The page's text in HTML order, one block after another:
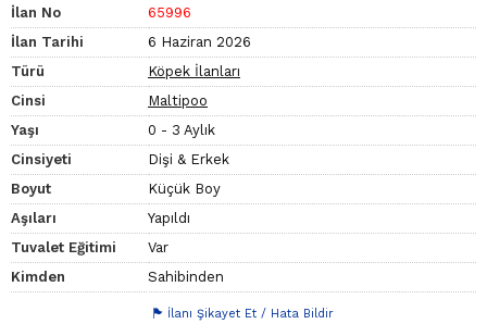
İlan No
65996
İlan Tarihi
6 Haziran 2026
Türü
Köpek İlanları
Cinsi
Maltipoo
Yaşı
0 - 3 Aylık
Cinsiyeti
Dişi & Erkek
Boyut
Küçük Boy
Aşıları
Yapıldı
Tuvalet Eğitimi
Var
Kimden
Sahibinden
İlanı Şikayet Et / Hata Bildir